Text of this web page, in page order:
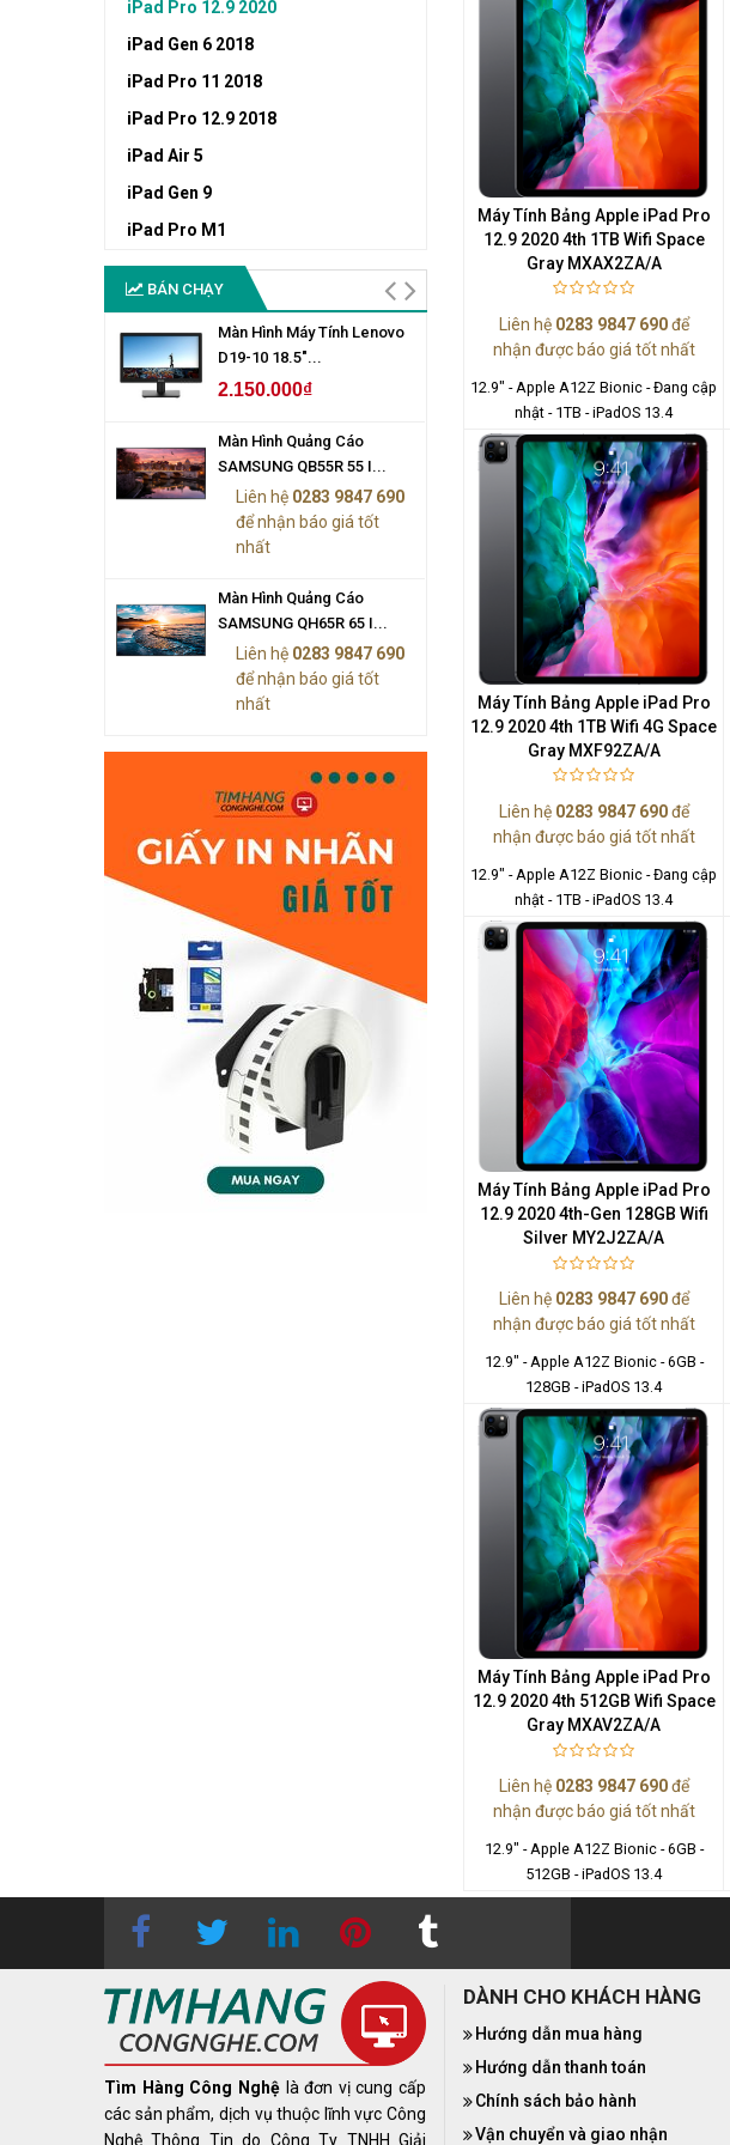
iPad Pro 12.9 2020
iPad Gen 6 2018
iPad Pro 11 2018
iPad Pro 12.9 2018
iPad Air 5
iPad Gen 9
iPad Pro M1
BÁN CHẠY
Màn Hình Máy Tính Lenovo
D19-10 18.5"...
2.150.000₫
Màn Hình Quảng Cáo
SAMSUNG QB55R 55 I...
Liên hệ 0283 9847 690
để nhận báo giá tốt
nhất
Màn Hình Quảng Cáo
SAMSUNG QH65R 65 I...
Liên hệ 0283 9847 690
để nhận báo giá tốt
nhất
Máy Tính Bảng Apple iPad Pro
12.9 2020 4th 1TB Wifi Space
Gray MXAX2ZA/A
Liên hệ 0283 9847 690để
nhận được báo giá tốt nhất
12.9" - Apple A12Z Bionic - Đang cập
nhật - 1TB - iPadOS 13.4
Máy Tính Bảng Apple iPad Pro
12.9 2020 4th 1TB Wifi 4G Space
Gray MXF92ZA/A
Liên hệ 0283 9847 690để
nhận được báo giá tốt nhất
12.9" - Apple A12Z Bionic - Đang cập
nhật - 1TB - iPadOS 13.4
Máy Tính Bảng Apple iPad Pro
12.9 2020 4th-Gen 128GB Wifi
Silver MY2J2ZA/A
Liên hệ 0283 9847 690để
nhận được báo giá tốt nhất
12.9" - Apple A12Z Bionic - 6GB -
128GB - iPadOS 13.4
Máy Tính Bảng Apple iPad Pro
12.9 2020 4th 512GB Wifi Space
Gray MXAV2ZA/A
Liên hệ 0283 9847 690để
nhận được báo giá tốt nhất
12.9" - Apple A12Z Bionic - 6GB -
512GB - iPadOS 13.4
Tìm Hàng Công Nghệ là đơn vị cung cấp
các sản phẩm, dịch vụ thuộc lĩnh vực Công
Nghệ Thông Tin do Công Ty TNHH Giải
DÀNH CHO KHÁCH HÀNG
Hướng dẫn mua hàng
Hướng dẫn thanh toán
Chính sách bảo hành
Vận chuyển và giao nhận